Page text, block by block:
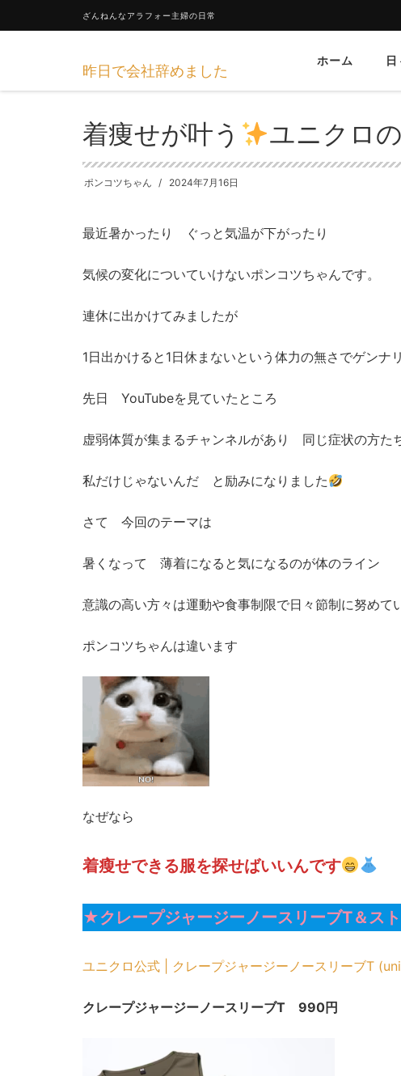
ざんねんなアラフォー主婦の日常
昨日で会社辞めました
ホーム
HOME 日々のあれこれ 着痩せが叶う ユニクロの購入品
着痩せが叶う ユニクロ
ポンコツちゃん 2024年7月16日
最近暑かったり ぐっと気温が下がったり
気候の変化についていけないポンコツちゃんです。
連休に出かけてみましたが
1日出かけると1日休まないという体力の無さでゲンナ
先日 YouTubeを見ていたところ
虚弱体質が集まるチャンネルがあり 同じ症状の方た
私だけじゃないんだ と励みになりました
さて 今回のテーマは
暑くなって 薄着になると気になるのが体のライン
意識の高い方々は運動や食事制限で日々節制に努めて
ポンコツちゃんは違います
なぜなら
着瘦せできる服を探せばいいんです
★クレープジャージーノースリーブT＆ス
ユニクロ公式 | クレープジャージーノースリーブT
クレープジャージーノースリーブT 990円